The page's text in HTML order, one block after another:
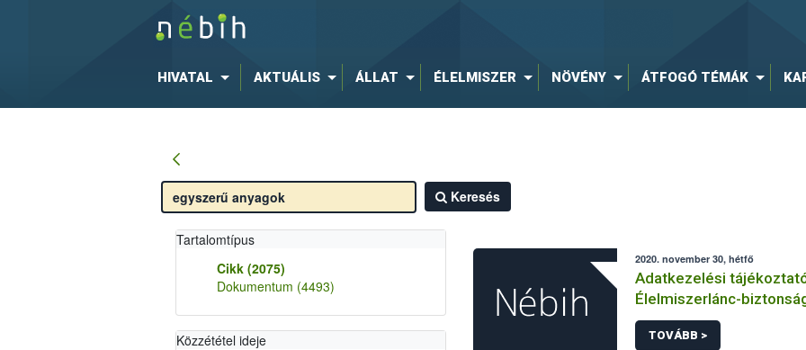
HIVATAL AKTUÁLIS ÁLLAT ÉLELMISZER NÖVÉNY ÁTFOGÓ TÉMÁK
Keresés
Tartalomtípus
Cikk (2075)
Dokumentum (4493)
Közzététel ideje
2020. november 30, hétfő
Adatkezelési
Élelmiszerlánc-
hírlevelére történő
kapcsolódó
TOVÁBB >